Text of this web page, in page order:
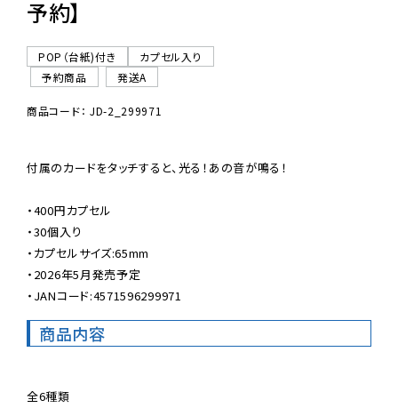
予約】
POP（台紙)付き
カプセル入り
予約商品
発送A
商品コード： JD-2_299971
付属のカードをタッチすると、光る！あの音が鳴る！
・400円カプセル
・30個入り
・カプセルサイズ:65mm
・2026年5月発売予定
・JANコード:4571596299971
商品内容
全6種類